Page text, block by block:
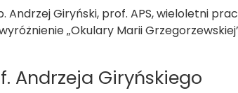
Andrzej Giryński, prof. APS, wieloletni
„Okulary Marii
Andrzeja Giryńskiego